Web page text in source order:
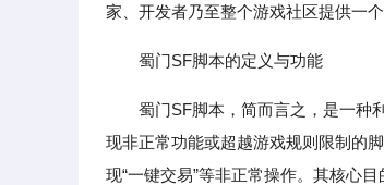
家、开发者乃至整个游戏社区提供一
蜀门SF脚本的定义与功能
蜀门SF脚本，简而言之，是一种
现非正常功能或超越游戏规则限制的
现“一键交易”等非正常操作。其核心